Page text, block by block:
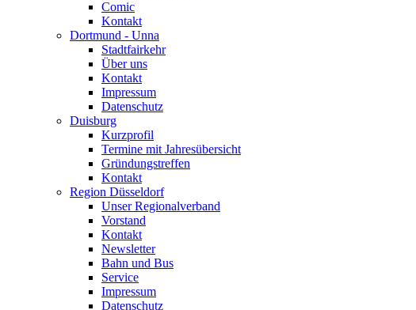
Comic
Kontakt
Dortmund - Unna
Stadtfairkehr
Über uns
Kontakt
Impressum
Datenschutz
Duisburg
Kurzprofil
Termine mit Jahresübersicht
Gründungstreffen
Kontakt
Region Düsseldorf
Unser Regionalverband
Vorstand
Kontakt
Newsletter
Bahn und Bus
Service
Impressum
Datenschutz